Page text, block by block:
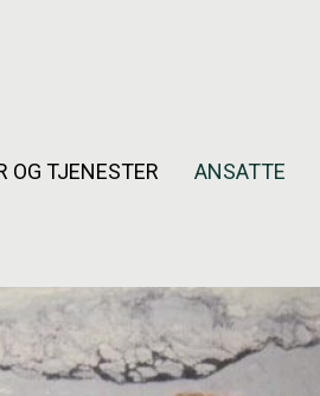
OG TJENESTER ANSATTE